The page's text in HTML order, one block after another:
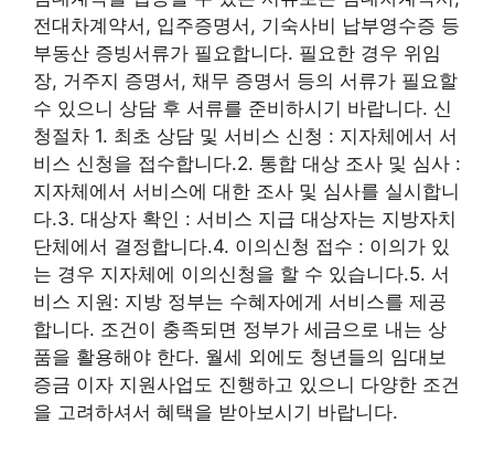
전대차계약서, 입주증명서, 기숙사비 납부영수증 등
부동산 증빙서류가 필요합니다. 필요한 경우 위임
장, 거주지 증명서, 채무 증명서 등의 서류가 필요할
수 있으니 상담 후 서류를 준비하시기 바랍니다. 신
청절차 1. 최초 상담 및 서비스 신청 : 지자체에서 서
비스 신청을 접수합니다.2. 통합 대상 조사 및 심사 :
지자체에서 서비스에 대한 조사 및 심사를 실시합니
다.3. 대상자 확인 : 서비스 지급 대상자는 지방자치
단체에서 결정합니다.4. 이의신청 접수 : 이의가 있
는 경우 지자체에 이의신청을 할 수 있습니다.5. 서
비스 지원: 지방 정부는 수혜자에게 서비스를 제공
합니다. 조건이 충족되면 정부가 세금으로 내는 상
품을 활용해야 한다. 월세 외에도 청년들의 임대보
증금 이자 지원사업도 진행하고 있으니 다양한 조건
을 고려하셔서 혜택을 받아보시기 바랍니다.